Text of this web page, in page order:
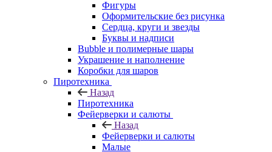
Фигуры
Оформительские без рисунка
Сердца, круги и звезды
Буквы и надписи
Bubble и полимерные шары
Украшение и наполнение
Коробки для шаров
Пиротехника
Назад
Пиротехника
Фейерверки и салюты
Назад
Фейерверки и салюты
Малые